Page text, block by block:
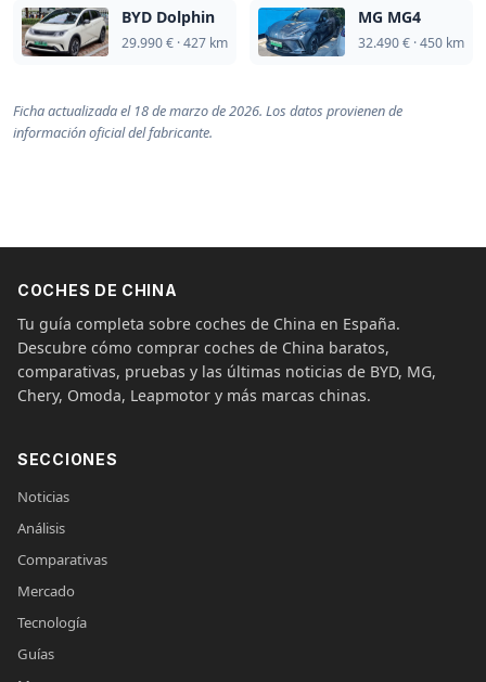
BYD Dolphin
29.990 € · 427 km
MG MG4
32.490 € · 450 km
Ficha actualizada el 18 de marzo de 2026. Los datos provienen de
información oficial del fabricante.
COCHES DE CHINA
Tu guía completa sobre coches de China en España.
Descubre cómo comprar coches de China baratos,
comparativas, pruebas y las últimas noticias de BYD, MG,
Chery, Omoda, Leapmotor y más marcas chinas.
SECCIONES
Noticias
Análisis
Comparativas
Mercado
Tecnología
Guías